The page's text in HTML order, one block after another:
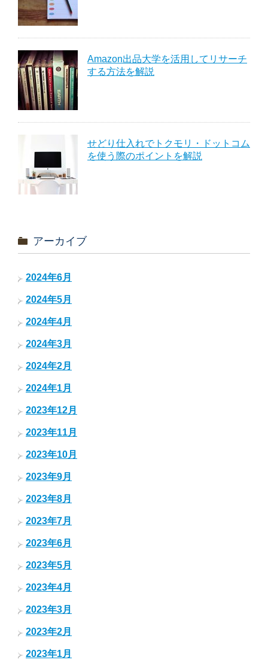
Amazon出品大学を活用してリサーチ
する方法を解説
せどり仕入れでトクモリ・ドットコム
を使う際のポイントを解説
アーカイブ
2024年6月
2024年5月
2024年4月
2024年3月
2024年2月
2024年1月
2023年12月
2023年11月
2023年10月
2023年9月
2023年8月
2023年7月
2023年6月
2023年5月
2023年4月
2023年3月
2023年2月
2023年1月